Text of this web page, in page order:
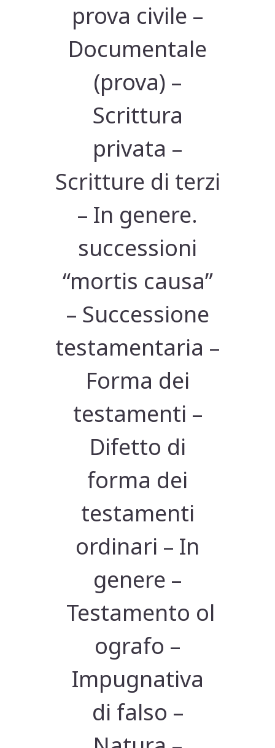
prova civile –
Documentale
(prova) –
Scrittura
privata –
Scritture di terzi
– In genere.
successioni
“mortis causa”
– Successione
testamentaria –
Forma dei
testamenti –
Difetto di
forma dei
testamenti
ordinari – In
genere –
Testamento ol
ografo –
Impugnativa
di falso –